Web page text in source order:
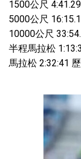
1500公尺
5000公尺
10000公尺
半程馬拉松
馬拉松 2:32:41